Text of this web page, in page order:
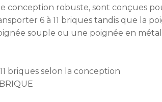
conception robuste, sont conçues
6 à 11 briques tandis que la
souple ou une poignée en métal
briques selon la conception